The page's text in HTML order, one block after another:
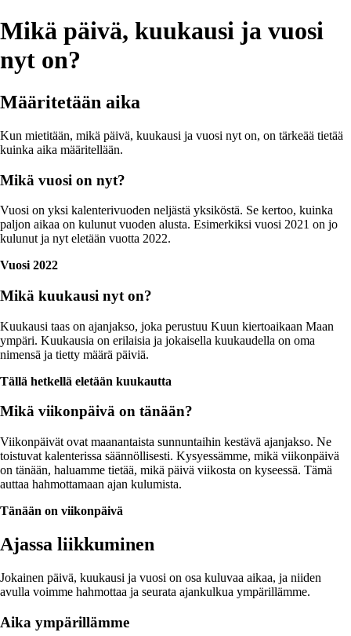
Mikä päivä, kuukausi ja vuosi
nyt on?
Määritetään aika
Kun mietitään, mikä päivä, kuukausi ja vuosi nyt on, on tärkeää tietää
kuinka aika määritellään.
Mikä vuosi on nyt?
Vuosi on yksi kalenterivuoden neljästä yksiköstä. Se kertoo, kuinka
paljon aikaa on kulunut vuoden alusta. Esimerkiksi vuosi 2021 on jo
kulunut ja nyt eletään vuotta 2022.
Vuosi 2022
Mikä kuukausi nyt on?
Kuukausi taas on ajanjakso, joka perustuu Kuun kiertoaikaan Maan
ympäri. Kuukausia on erilaisia ja jokaisella kuukaudella on oma
nimensä ja tietty määrä päiviä.
Tällä hetkellä eletään kuukautta
Mikä viikonpäivä on tänään?
Viikonpäivät ovat maanantaista sunnuntaihin kestävä ajanjakso. Ne
toistuvat kalenterissa säännöllisesti. Kysyessämme, mikä viikonpäivä
on tänään, haluamme tietää, mikä päivä viikosta on kyseessä. Tämä
auttaa hahmottamaan ajan kulumista.
Tänään on viikonpäivä
Ajassa liikkuminen
Jokainen päivä, kuukausi ja vuosi on osa kuluvaa aikaa, ja niiden
avulla voimme hahmottaa ja seurata ajankulkua ympärillämme.
Aika ympärillämme